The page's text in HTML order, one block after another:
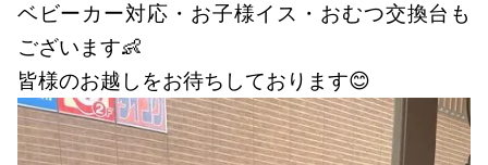
ベビーカー対応・お子様イス・おむつ交換台も
ございます👶
皆様のお越しをお待ちしております😊